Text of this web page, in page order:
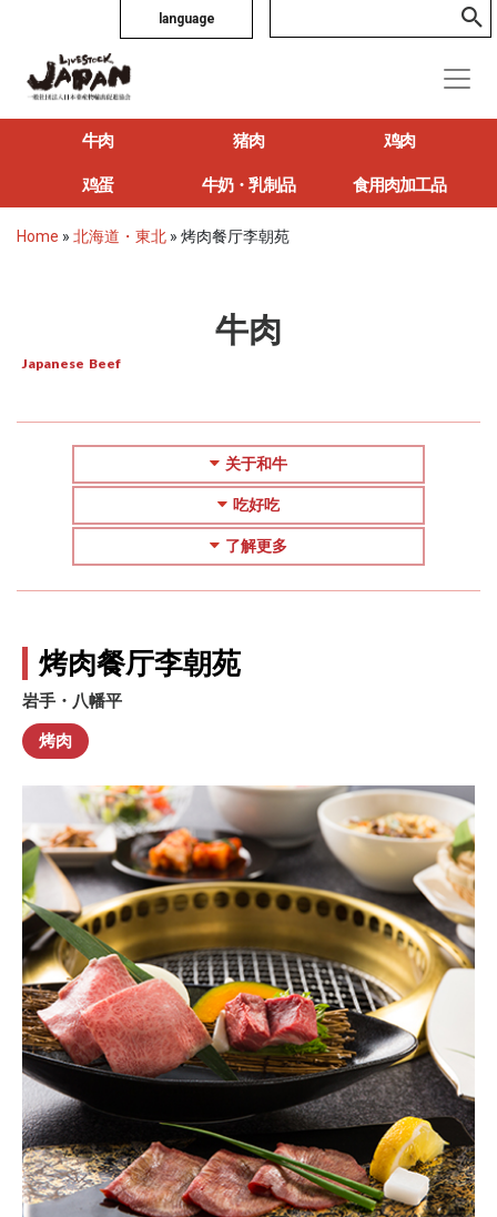
language
牛肉 猪肉 鸡肉
鸡蛋 牛奶・乳制品 食用肉加工品
Home » 北海道・東北 » 烤肉餐厅李朝苑
牛肉
Japanese Beef
关于和牛
吃好吃
了解更多
烤肉餐厅李朝苑
岩手・八幡平
烤肉